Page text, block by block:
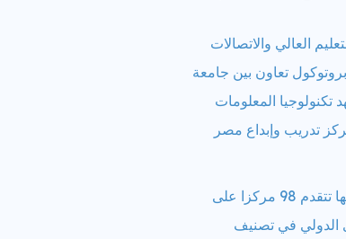
العالي والاتصالات
تعاون بين جامعة
تكنولوجيا المعلومات
تدريب وإبداع مصر
جامعة بنها تتقدم 98 مركزا على
الدولي في تصنيف